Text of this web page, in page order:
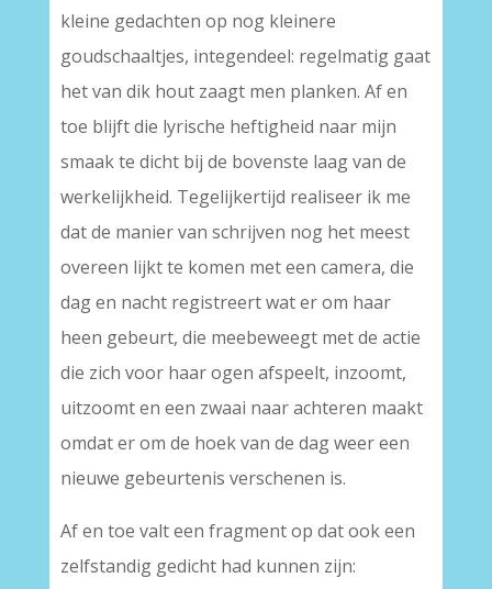
kleine gedachten op nog kleinere
goudschaaltjes, integendeel: regelmatig gaat
het van dik hout zaagt men planken. Af en
toe blijft die lyrische heftigheid naar mijn
smaak te dicht bij de bovenste laag van de
werkelijkheid. Tegelijkertijd realiseer ik me
dat de manier van schrijven nog het meest
overeen lijkt te komen met een camera, die
dag en nacht registreert wat er om haar
heen gebeurt, die meebeweegt met de actie
die zich voor haar ogen afspeelt, inzoomt,
uitzoomt en een zwaai naar achteren maakt
omdat er om de hoek van de dag weer een
nieuwe gebeurtenis verschenen is.
Af en toe valt een fragment op dat ook een
zelfstandig gedicht had kunnen zijn: